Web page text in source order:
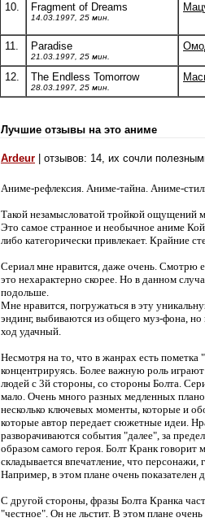
10. Fragment of Dreams
14.03.1997, 25 мин.
11. Paradise
21.03.1997, 25 мин.
12. The Endless Tomorrow
28.03.1997, 25 мин.
Лучшие отзывы на это аниме
Ardeur | отзывов: 14, их сочли
Аниме-рефлексия. Аниме-тайна. Аниме-
Такой незамысловатой тройкой ощущений
Это самое странное и необычное аниме
либо категорически привлекает. Крайние
Сериал мне нравится, даже очень. Смотрю
это нехарактерно скорее. Но в данном
подольше.
Мне нравится, погружаться в эту
эндинг, выбиваются из общего муз-фона,
ход удачный.
Несмотря на то, что в жанрах есть
концентрируясь. Более важную роль
людей с 3й стороны, со стороны Болта.
мало. Очень много разных медленных
несколько ключевых моменты, которые и
которые автор передает сюжетные идеи.
разворачиваются события "далее", за
образом самого героя. Болт Кранк
складывается впечатление, что
Например, в этом плане очень
С другой стороны, фразы Болта Кранка
"честное". Он не льстит. В этом плане